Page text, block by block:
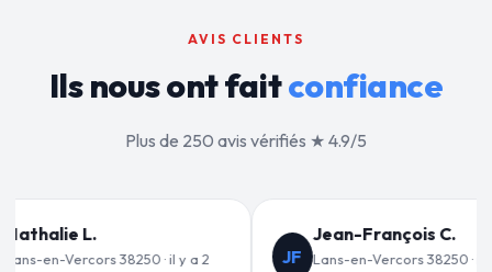
AVIS CLIENTS
Ils nous ont faitconfiance
Plus de 250 avis vérifiés ★ 4.9/5
C.
38250 · il y a 3 VD
Valérie D.
Lans-en-Vercors 38250 · il y a 1